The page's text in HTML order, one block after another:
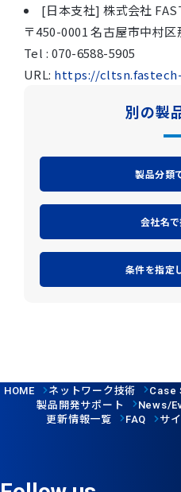
[日本支社] 株式会社
〒450-0001 名古屋市中村
Tel : 070-6588-5905
URL: https://
別の製
製品分類
会社名
条件を指定
HOME ネットワーク技術 Case
製品開発サポート News/
更新情報一覧
FAQ サ